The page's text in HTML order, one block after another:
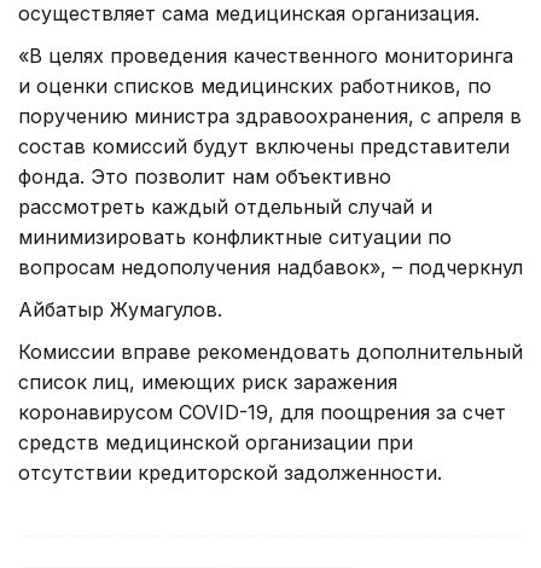
осуществляет сама медицинская организация.
«В целях проведения качественного мониторинга
и оценки списков медицинских работников, по
поручению министра здравоохранения, с апреля в
состав комиссий будут включены представители
фонда. Это позволит нам объективно
рассмотреть каждый отдельный случай и
минимизировать конфликтные ситуации по
вопросам недополучения надбавок», – подчеркнул
Айбатыр Жумагулов.
Комиссии вправе рекомендовать дополнительный
список лиц, имеющих риск заражения
коронавирусом COVID-19, для поощрения за счет
средств медицинской организации при
отсутствии кредиторской задолженности.